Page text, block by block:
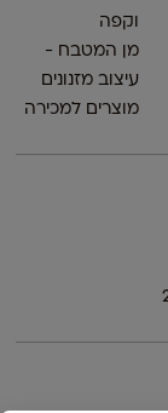
וקפה
מן המטבח -
עיצוב מזנונים
מוצרים למכירה